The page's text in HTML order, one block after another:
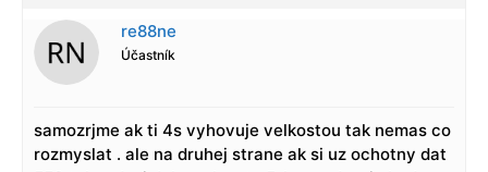
re88ne
Účastník
samozrjme ak ti 4s vyhovuje velkostou tak nemas co
rozmyslat . ale na druhej strane ak si uz ochotny dat